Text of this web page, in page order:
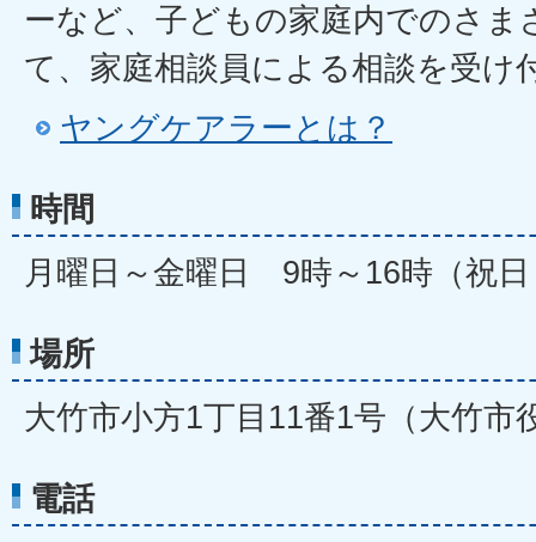
ーなど、子どもの家庭内でのさま
て、家庭相談員による相談を受け
ヤングケアラーとは？
時間
月曜日～金曜日 9時～16時（祝
場所
大竹市小方1丁目11番1号（大竹市
電話